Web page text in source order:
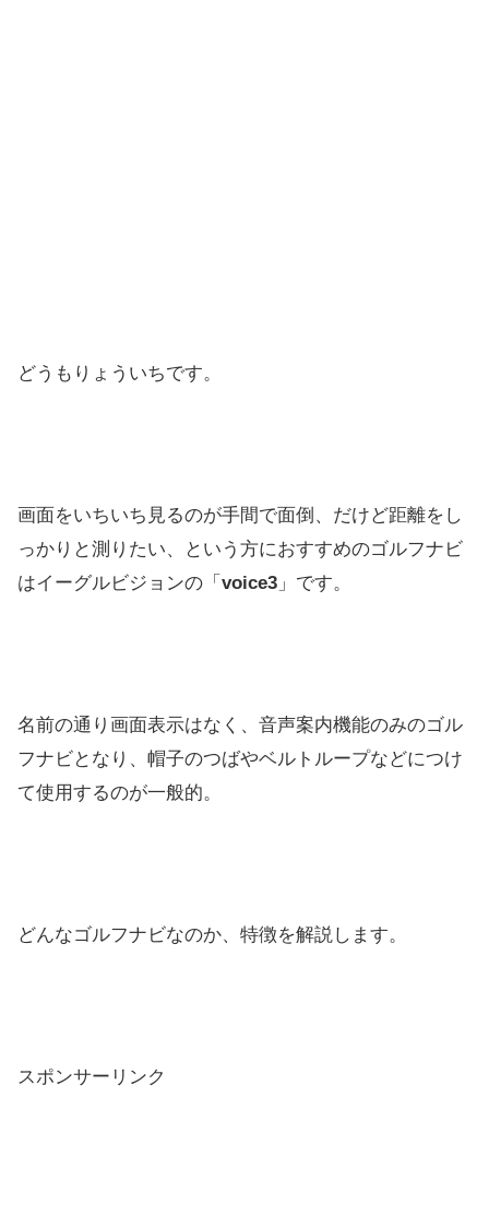
どうもりょういちです。
画面をいちいち見るのが手間で面倒、だけど距離をし
っかりと測りたい、という方におすすめのゴルフナビ
はイーグルビジョンの「 voice3 」です。
名前の通り画面表示はなく、音声案内機能のみのゴル
フナビとなり、帽子のつばやベルトループなどにつけ
て使用するのが一般的。
どんなゴルフナビなのか、特徴を解説します。
スポンサーリンク